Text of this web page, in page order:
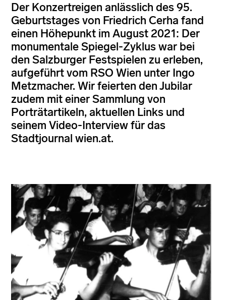
Der Konzertreigen anlässlich des 95.
Geburtstages von Friedrich Cerha fand
einen Höhepunkt im August 2021: Der
monumentale Spiegel-Zyklus war bei
den Salzburger Festspielen zu erleben,
aufgeführt vom RSO Wien unter Ingo
Metzmacher. Wir feierten den Jubilar
zudem mit einer Sammlung von
Porträtartikeln, aktuellen Links und
seinem Video-Interview für das
Stadtjournal wien.at.